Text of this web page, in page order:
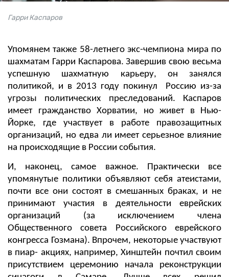
Гарри Каспаров
Упомянем также 58-летнего экс-чемпиона мира по
шахматам Гарри Каспарова. Завершив свою весьма
успешную шахматную карьеру, он занялся
политикой, и в 2013 году покинул Россию из-за
угрозы политических преследований. Каспаров
имеет гражданство Хорватии, но живет в Нью-
Йорке, где участвует в работе правозащитных
организаций, но едва ли имеет серьезное влияние
на происходящие в России события.
И, наконец, самое важное. Практически все
упомянутые политики объявляют себя атеистами,
почти все они состоят в смешанных браках, и не
принимают участия в деятельности еврейских
организаций (за исключением члена
Общественного совета Российского еврейского
конгресса Гозмана). Впрочем, некоторые участвуют
в пиар- акциях, например, Хинштейн почтил своим
присутствием церемонию начала реконструкции